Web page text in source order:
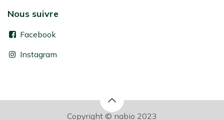
Nous suivre
Facebook
Instagram
Copyright © nabio 2023